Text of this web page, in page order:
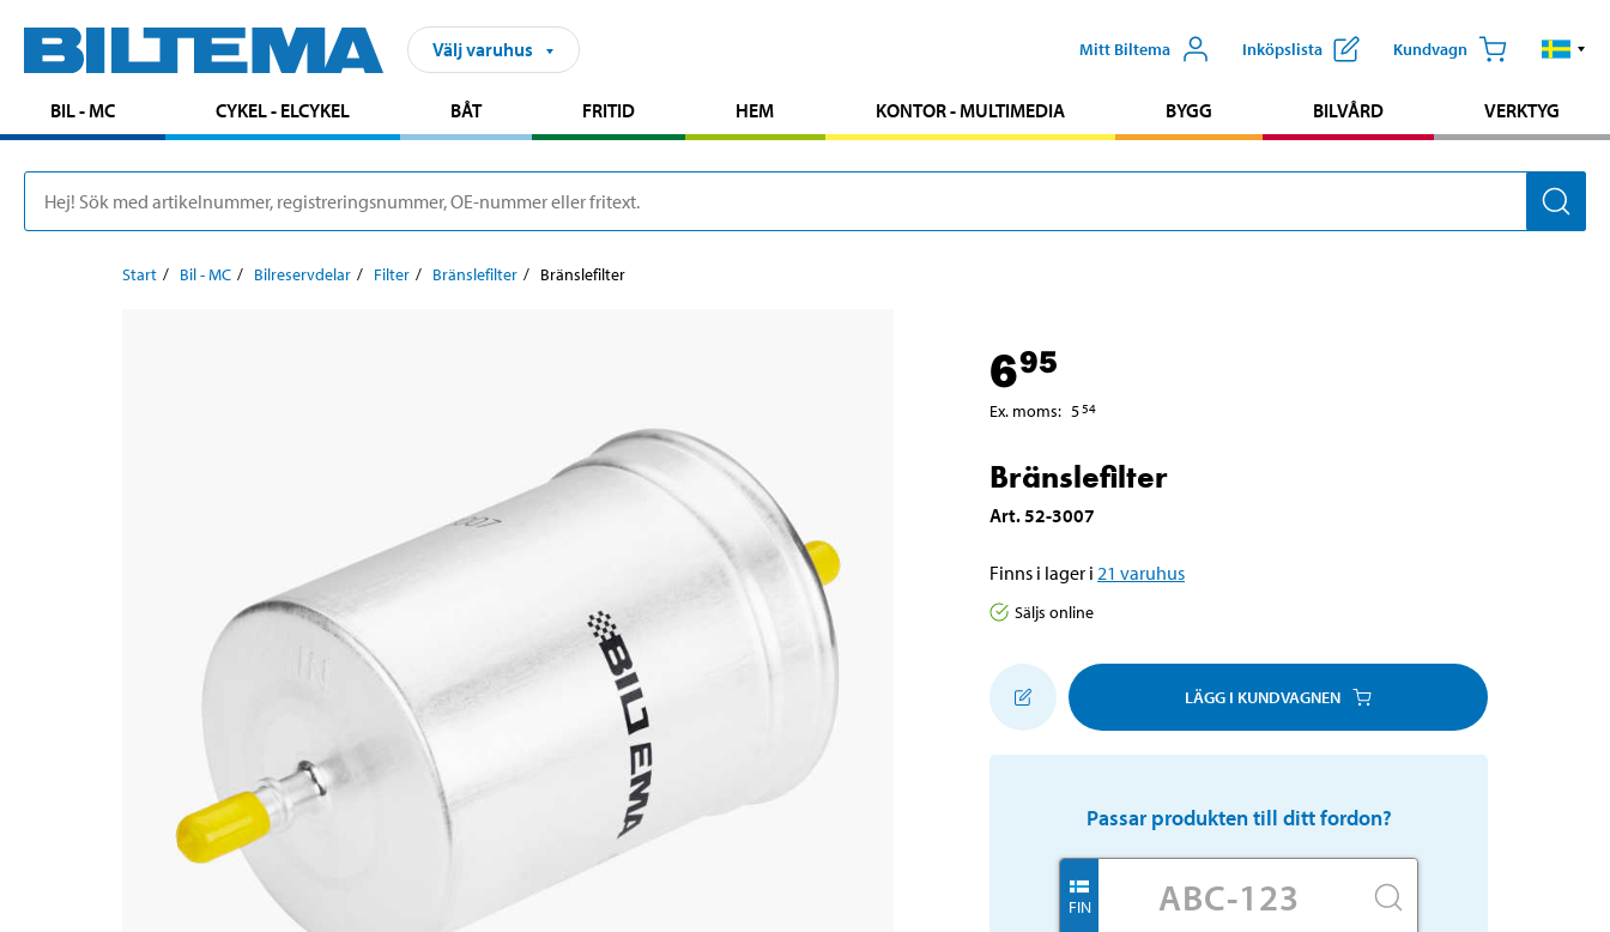
Välj varuhus Mitt Biltema Inköpslista Kundvagn
BIL - MC CYKEL - ELCYKEL BÅT FRITID HEM KONTOR - MULTIMEDIA BYGG BILVÅRD VERKTYG
Start Bil - MC Bilreservdelar Filter Bränslefilter Bränslefilter
695
Ex. moms: 554
Bränslefilter
Art.52-3007
Finns i lager i 21 varuhus
Säljs online
LÄGG I KUNDVAGNEN
Passar produkten till ditt fordon?
FIN